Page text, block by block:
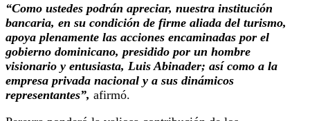
“Como ustedes podrán apreciar, nuestra institución
bancaria, en su condición de firme aliada del turismo,
apoya plenamente las acciones encaminadas por el
gobierno dominicano, presidido por un hombre
visionario y entusiasta, Luis Abinader; así como a la
empresa privada nacional y a sus dinámicos
representantes”, afirmó.